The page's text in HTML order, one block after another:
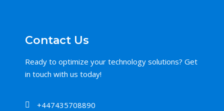
Contact Us
Ready to optimize your technology solutions? Get
in touch with us today!
+447435708890